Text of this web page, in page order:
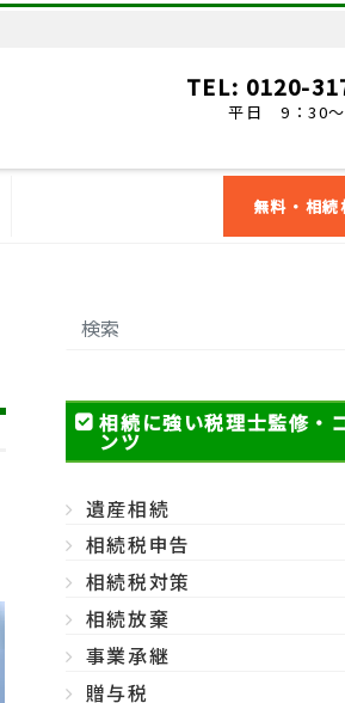
TEL: 0120-
平日 9：30
無料・相続
相続に強い税理士監修・
ンツ
遺産相続
相続税申告
相続税対策
相続放棄
事業承継
贈与税